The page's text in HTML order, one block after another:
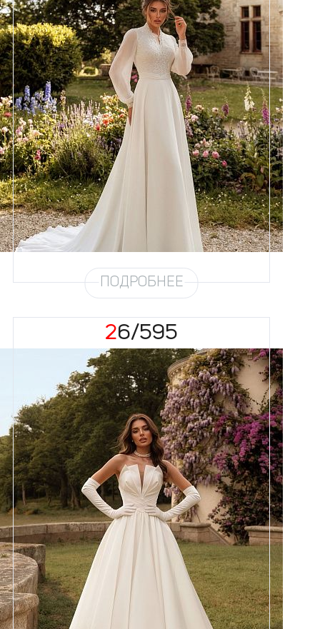
Размеры
42, 44, 46, 48, 50, 52, 54, 56,
58
Цвет
Силуэт
Юбка
Шифон на атласе
Шлейф
Возможен
ПОДРОБНЕЕ
26/595
Размеры
42, 44, 46, 48, 50, 52, 54, 56,
58